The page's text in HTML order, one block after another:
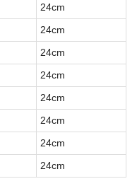
24cm
24cm
24cm
24cm
24cm
24cm
24cm
24cm